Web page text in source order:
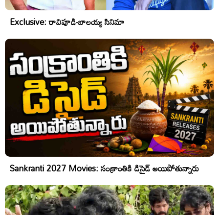
Exclusive: రావిపూడి-బాలయ్య సినిమా
Sankranti 2027 Movies: సంక్రాంతికి డిసైడ్ అయిపోతున్నారు